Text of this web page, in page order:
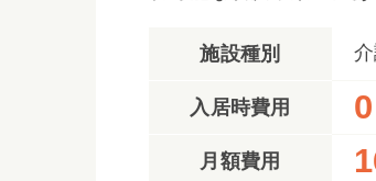
施設種別
入居時費用 0
月額費用